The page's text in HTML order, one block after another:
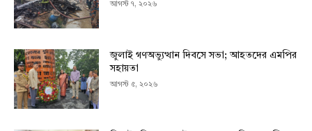
আগস্ট ৭, ২০২৬
জুলাই গণঅভ্যুত্থান দিবসে সভা; আহতদের এমপির
সহায়তা
আগস্ট ৫, ২০২৬